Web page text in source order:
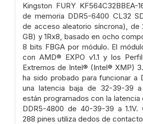
Kingston FURY KF564C32BBEA-
de memoria DDR5-6400 CL32
de acceso aleatorio síncrona), de
GB) y 1Rx8, basado en ocho
8 bits FBGA por módulo. El
con AMD® EXPO v1.1 y los
Extremos de Intel® (Intel® XMP)
ha sido probado para funcionar a
una latencia baja de 32-39-39 a
están programados con la latencia
DDR5-4800 de 40-39-39 a 1.1V.
288 pines utiliza dedos de